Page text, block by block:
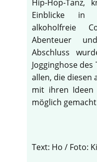
Hip-Hop-Tanz,
Einblicke
alkoholfreie
Abenteuer
Abschluss
Jogginghose
allen, die diesen
mit ihren Ideen
möglich
Text: Ho / Foto: Ki